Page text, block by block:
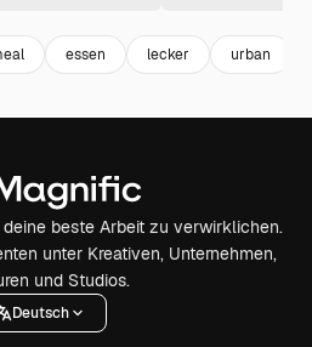
essen lecker urban
beste Arbeit zu verwirklichen.
unter Kreativen, Unternehmen,
und Studios.
Deutsch